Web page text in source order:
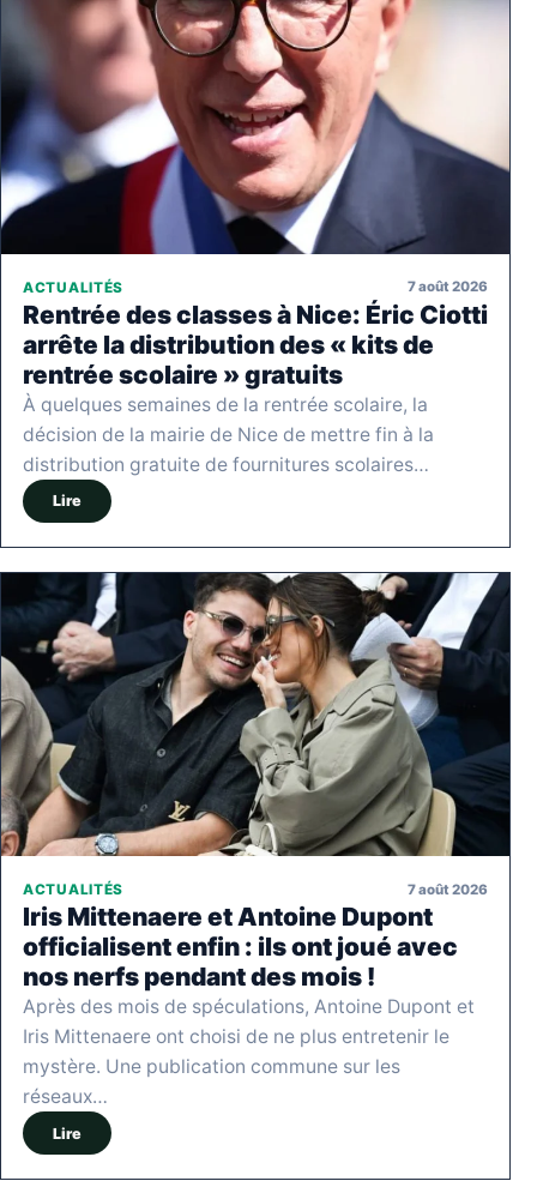
ACTUALITÉS 7 août 2026
Rentrée des classes à Nice: Éric Ciotti
arrête la distribution des « kits de
rentrée scolaire » gratuits
À quelques semaines de la rentrée scolaire, la
décision de la mairie de Nice de mettre fin à la
distribution gratuite de fournitures scolaires…
Lire
ACTUALITÉS 7 août 2026
Iris Mittenaere et Antoine Dupont
officialisent enfin : ils ont joué avec
nos nerfs pendant des mois !
Après des mois de spéculations, Antoine Dupont et
Iris Mittenaere ont choisi de ne plus entretenir le
mystère. Une publication commune sur les
réseaux…
Lire